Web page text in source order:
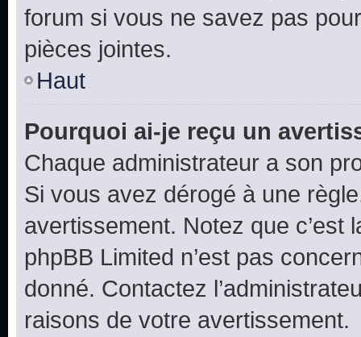
forum si vous ne savez pas
pièces jointes.
Haut
Pourquoi ai-je reçu un
Chaque administrateur a son
Si vous avez dérogé à une
avertissement. Notez que c’est
phpBB Limited n’est pas
donné. Contactez
raisons de votre avertissement.